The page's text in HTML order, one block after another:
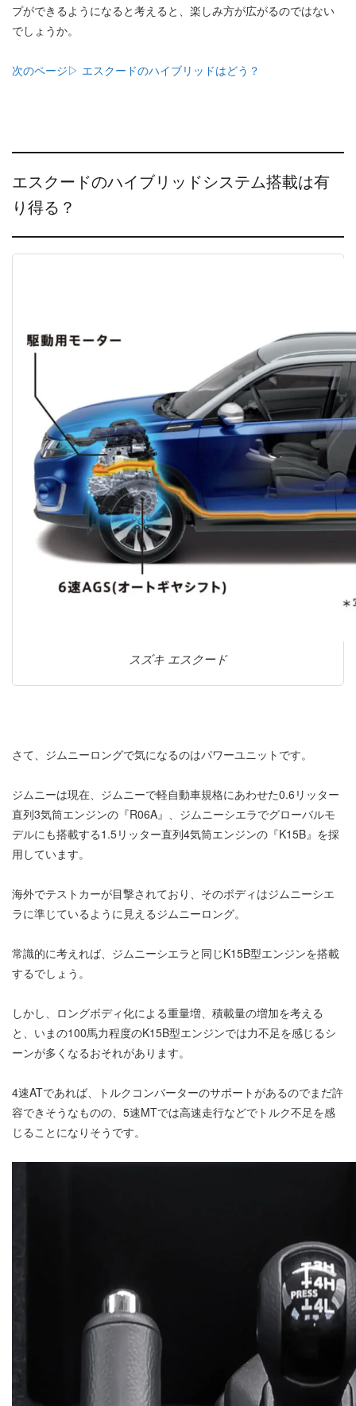
プができるようになると考えると、楽しみ方が広がるのではない
でしょうか。
次のページ▷ エスクードのハイブリッドはどう？
エスクードのハイブリッドシステム搭載は有
り得る？
スズキ エスクード
さて、ジムニーロングで気になるのはパワーユニットです。
ジムニーは現在、ジムニーで軽自動車規格にあわせた0.6リッター
直列3気筒エンジンの『R06A』、ジムニーシエラでグローバルモ
デルにも搭載する1.5リッター直列4気筒エンジンの『K15B』を採
用しています。
海外でテストカーが目撃されており、そのボディはジムニーシエ
ラに準じているように見えるジムニーロング。
常識的に考えれば、ジムニーシエラと同じK15B型エンジンを搭載
するでしょう。
しかし、ロングボディ化による重量増、積載量の増加を考える
と、いまの100馬力程度のK15B型エンジンでは力不足を感じるシ
ーンが多くなるおそれがあります。
4速ATであれば、トルクコンバーターのサポートがあるのでまだ許
容できそうなものの、5速MTでは高速走行などでトルク不足を感
じることになりそうです。